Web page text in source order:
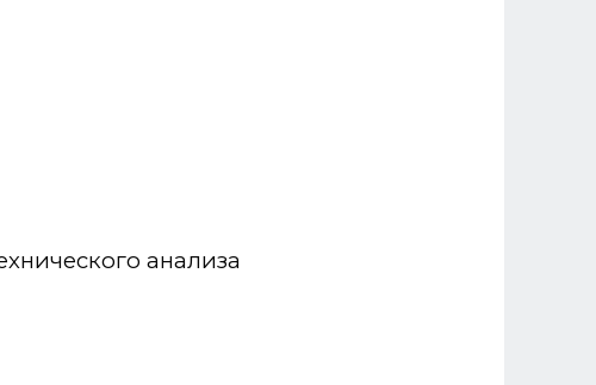
анализа